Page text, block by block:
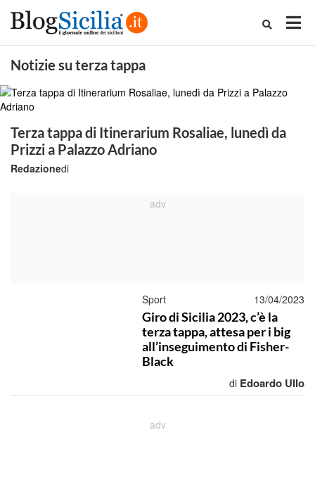
Notizie su terza tappa
Terza tappa di Itinerarium Rosaliae, lunedì da
Prizzi a Palazzo Adriano
di
Redazione
Sport 13/04/2023
Giro di Sicilia 2023, c’è la
terza tappa, attesa per i big
all’inseguimento di Fisher-
Black
di Edoardo Ullo